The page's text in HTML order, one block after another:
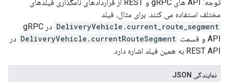
توجه: API های gRPC و REST از قراردادهای نامگذاری فیلدهای
مختلف استفاده می کنند. برای مثال، فیلد
DeliveryVehicle.current_route_segment
در gRPC
API و قسمت
DeliveryVehicle.currentRouteSegment در
REST API به همین فیلد اشاره دارد.
نمایندگی JSON